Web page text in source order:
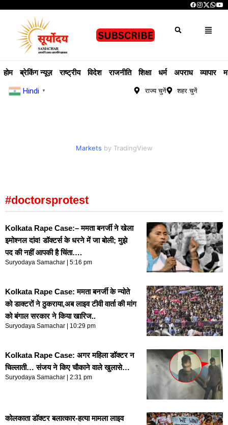
होम ब्रेकिंग न्यूज़ राष्ट्रीय विदेश राजनीति शिक्षा धर्म अपराध व्यापार
Hindi ▼ राज्य चुनें शहर चुनें
Markets by TradingView
#doctorsprotest
Kolkata Rape Case:– ममता बनर्जी ने खेला
इमोश्नल दांव! डॉक्टर्स के धरने में जा बोली; मुझे
पद की नहीं आपकी है चिंता….
Suryodaya Samachar 5:16 pm
Kolkata Rape Case: ममता बनर्जी के न्योते
को डाक्टरों ने ठुकराया,अब लाइव टीवी वार्ता की मांग
को बंगाल सरकार ने किया खारिज..
Suryodaya Samachar 10:29 pm
Kolkata Rape Case: अगर महिला डॉक्टर न
चिल्लाती… संजय ने किए चौकाने वाले खुलासे…
Suryodaya Samachar 2:31 pm
कोलकाता डॉक्टर बलात्कार-हत्या मामला लाइव